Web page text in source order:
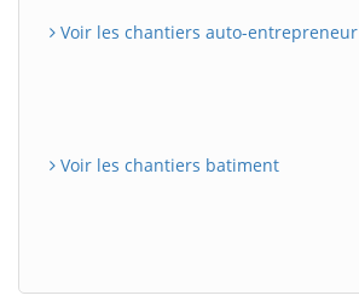
Voir les chantiers auto-entrepreneur
Voir les chantiers batiment